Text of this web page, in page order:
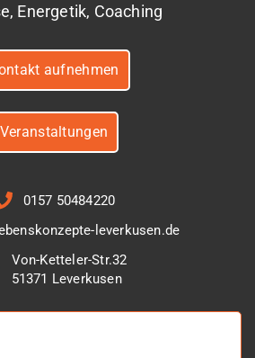
Energetik, Coaching
aufnehmen
Veranstaltungen
0157 50484220
leverkusen.de
Von-Ketteler-Str.32
51371 Leverkusen